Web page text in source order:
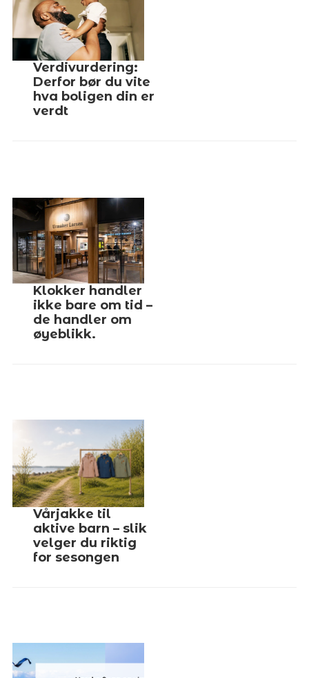
Verdivurdering:
Derfor bør du vite
hva boligen din er
verdt
Klokker handler
ikke bare om tid –
de handler om
øyeblikk.
Vårjakke til
aktive barn – slik
velger du riktig
for sesongen